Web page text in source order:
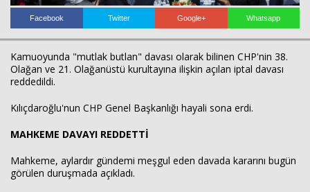
Facebook Twitter Google+ Whatsapp
Kamuoyunda "mutlak butlan" davası olarak bilinen CHP'nin 38.
Olağan ve 21. Olağanüstü kurultayına ilişkin açılan iptal davası
reddedildi.
Kılıçdaroğlu'nun CHP Genel Başkanlığı hayali sona erdi.
MAHKEME DAVAYI REDDETTİ
Mahkeme, aylardır gündemi meşgul eden davada kararını bugün
görülen duruşmada açıkladı.